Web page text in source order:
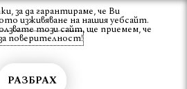
за да гарантираме, че Ви
изживяване на нашия уебсайт.
този сайт, ще приемем, че
поверителност!
РАЗБРАХ